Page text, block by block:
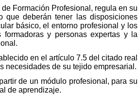
Formación Profesional, regula en su
deberán tener las disposiciones
básico, el entorno profesional y los
formadoras y personas expertas y la
en el artículo 7.5 del citado real
necesidades de su tejido empresarial.
de un módulo profesional, para su
de aprendizaje.